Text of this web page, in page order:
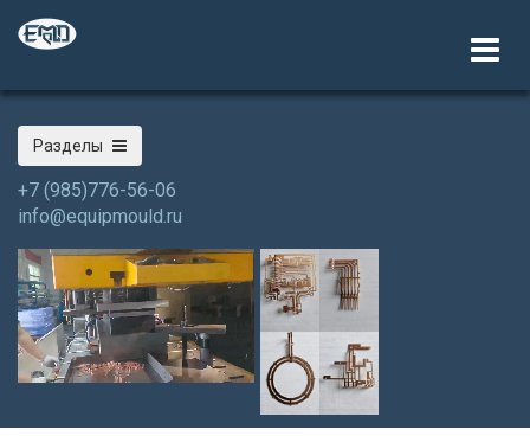
Разделы
+7 (985)776-56-06
info@equipmould.ru